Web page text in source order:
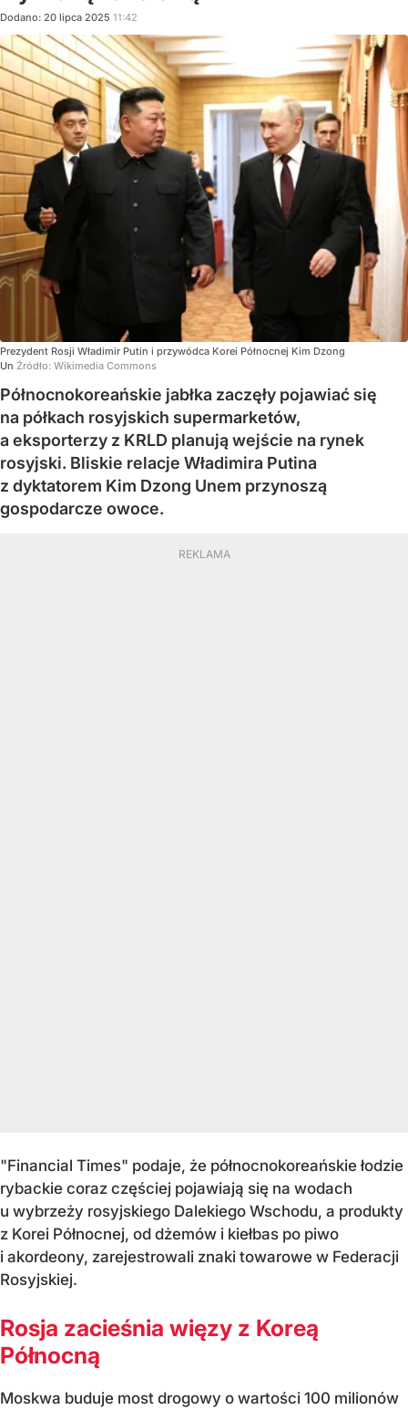
Dodano: 20 lipca 2025 11:42
Prezydent Rosji Władimir Putin i przywódca Korei Północnej Kim Dzong
Un Źródło: Wikimedia Commons
Północnokoreańskie jabłka zaczęły pojawiać się
na półkach rosyjskich supermarketów,
a eksporterzy z KRLD planują wejście na rynek
rosyjski. Bliskie relacje Władimira Putina
z dyktatorem Kim Dzong Unem przynoszą
gospodarcze owoce.
"Financial Times" podaje, że północnokoreańskie łodzie
rybackie coraz częściej pojawiają się na wodach
u wybrzeży rosyjskiego Dalekiego Wschodu, a produkty
z Korei Północnej, od dżemów i kiełbas po piwo
i akordeony, zarejestrowali znaki towarowe w Federacji
Rosyjskiej.
Rosja zacieśnia więzy z Koreą
Północną
Moskwa buduje most drogowy o wartości 100 milionów